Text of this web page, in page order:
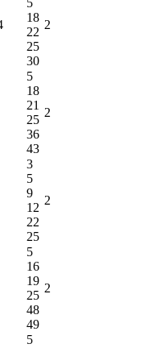
18
22
25
30
2
5
18
21
25
36
43
2
3
5
9
12
22
25
2
5
16
19
25
48
49
2
5